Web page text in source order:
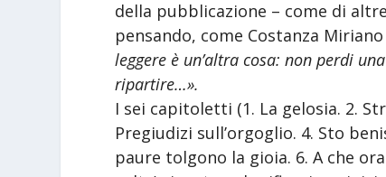
della pubblicazione – come di
pensando, come Costanza
leggere è un’altra cosa: non perdi
ripartire…».
I sei capitoletti (1. La gelosia. 2.
Pregiudizi sull’orgoglio. 4. Sto
paure tolgono la gioia. 6. A che